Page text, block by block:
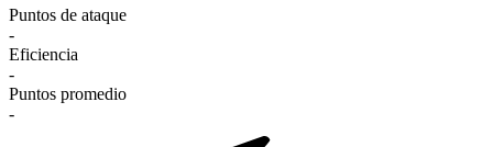
Puntos de ataque
-
Eficiencia
-
Puntos promedio
-